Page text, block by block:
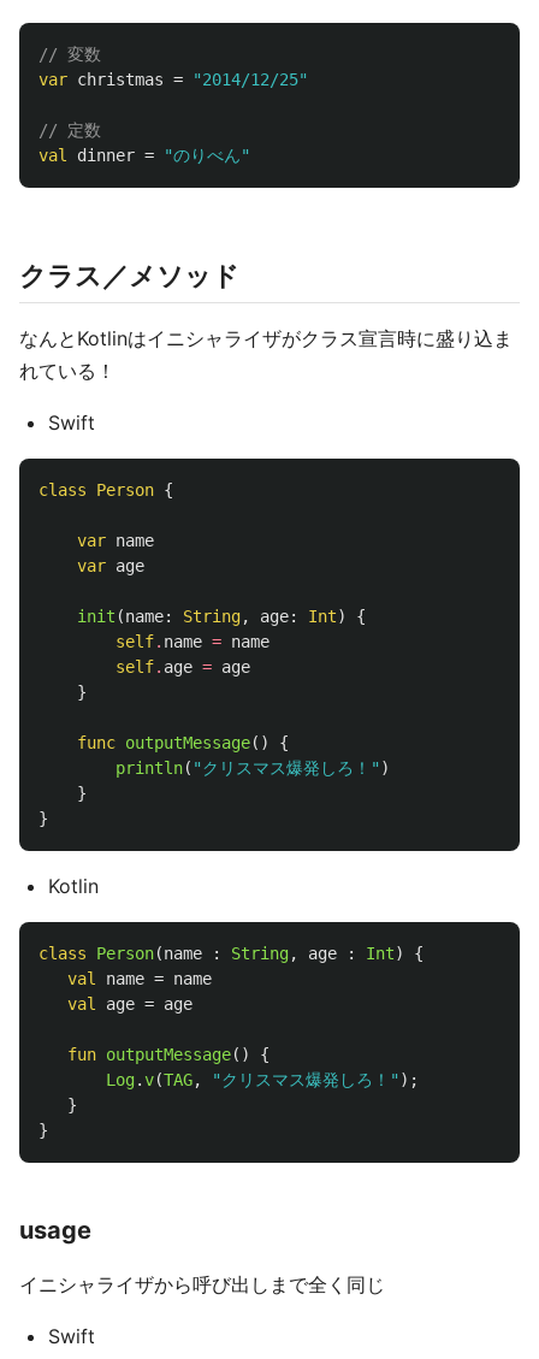
// 変数
var christmas = "2014/12/25"
// 定数
val
dinner = "のりべん"
クラス／メソッド
なんとKotlinはイニシャライザがクラス宣言時に盛り込ま
れている！
Swift
class Person {
var name
var age
init (name: String, age: Int)
{
self. name = name
self. age = age
}
func outputMessage()
{
println( "クリスマス爆発しろ！" )
}
}
Kotlin
class Person(name : String, age : Int)
{
val
name = name
val
age = age
fun outputMessage()
{
Log.v(TAG, "クリスマス爆発しろ！" );
}
}
usage
イニシャライザから呼び出しまで全く同じ
Swift